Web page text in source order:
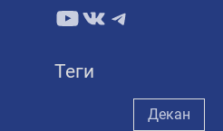
YouTube
ВКонтакте
Telegram
Теги
Декан